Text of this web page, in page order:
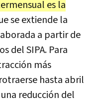
es la
se extiende la
a partir de
del SIPA. Para
más
hasta abril
reducción del